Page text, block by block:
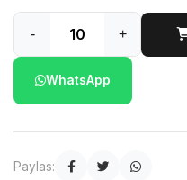
- +
WhatsApp
Paylas: